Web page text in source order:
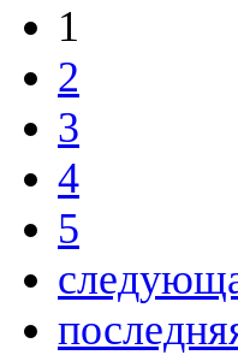
1
2
3
4
5